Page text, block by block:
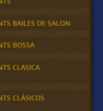
BAILES DE SALON
BOSSA
CLASICA
CLÁSICOS